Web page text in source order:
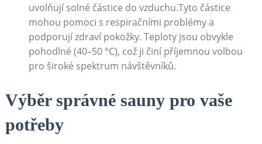
uvolňují solné částice do vzduchu.Tyto částice
mohou pomoci s respiračními problémy a
podporují zdraví pokožky. Teploty jsou obvykle
pohodlné (40–50 °C), což ji činí příjemnou volbou
pro široké spektrum návštěvníků.
Výběr správné sauny pro vaše
potřeby